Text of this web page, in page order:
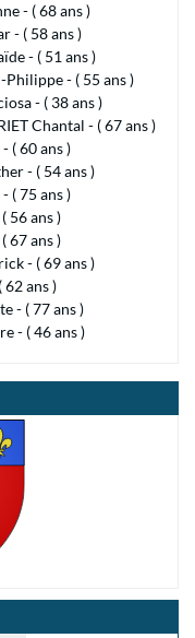
- ( 68 ans )
- ( 58 ans )
- ( 51 ans )
Philippe - ( 55 ans )
- ( 38 ans )
Chantal - ( 67 ans )
( 60 ans )
- ( 54 ans )
( 75 ans )
56 ans )
67 ans )
- ( 69 ans )
62 ans )
- ( 77 ans )
- ( 46 ans )